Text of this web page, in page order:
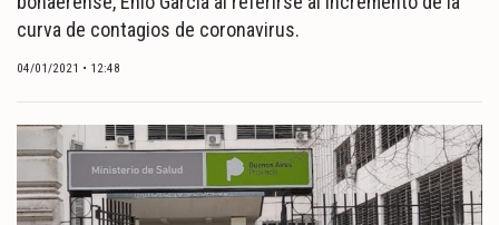
ECONOMÍA
MUNDO
POLÍTICA
POLICIALES
DEPORTES
curva de contagios de coronavirus.
04/01/2021 • 12:48